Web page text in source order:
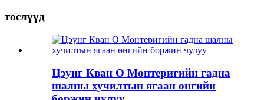
төслүүд
Цэунг Кван О Монтеригийн гадна
шалны хучилтын ягаан өнгийн